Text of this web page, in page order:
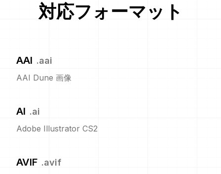
対応フォーマット
AAI .aai
AAI Dune 画像
AI .ai
Adobe Illustrator CS2
AVIF .avif